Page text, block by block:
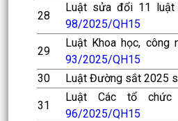
28
Luật sửa đổi 11 luật
98/2025/QH15
29
Luật Khoa học,
93/2025/QH15
30 Luật Đường sắt 2025
31
Luật Các tổ
96/2025/QH15